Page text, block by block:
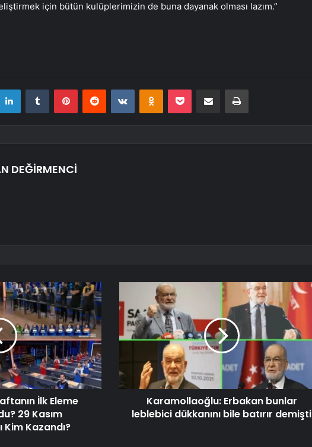
için bütün kulüplerimizin de buna dayanak olması lazım.”
LinkedInTumblr PinterestReddit VKontakteOdnoklassniki
Pocket E-Posta ile paylaş Yazdır
DEĞİRMENCİ
İlk Eleme
29 Kasım
Kim Kazandı?
Karamollaoğlu: Erbakan bunlar
leblebici dükkanını bile batırır demişti